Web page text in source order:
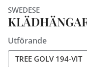
SWEDESE
Utförande
TREE GOLV 194-VIT